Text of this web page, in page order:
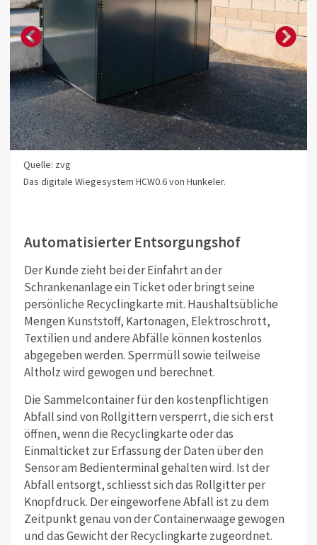
Quelle: zvg
Das digitale Wiegesys­tem HCW0.6 von Hunkeler.
Automatisierter Entsorgungshof
Der Kunde zieht bei der Einfahrt an der
Schrankenanlage ein Ticket oder bringt seine
persönliche Recyclingkarte mit. Haushaltsübliche
Mengen Kunststoff, Kartonagen, Elektroschrott,
Textilien und andere Abfälle können kostenlos
abgegeben werden. Sperrmüll sowie teilweise
Altholz wird gewogen und berechnet.
Die Sammelcontainer für den kostenpflichtigen
Abfall sind von Rollgittern versperrt, die sich erst
öffnen, wenn die Recyclingkarte oder das
Einmalticket zur Erfassung der Daten über den
Sensor am Bedienterminal gehalten wird. Ist der
Abfall entsorgt, schliesst sich das Rollgitter per
Knopfdruck. Der eingeworfene Abfall ist zu dem
Zeitpunkt genau von der Containerwaage gewogen
und das Gewicht der Recyclingkarte zugeordnet.